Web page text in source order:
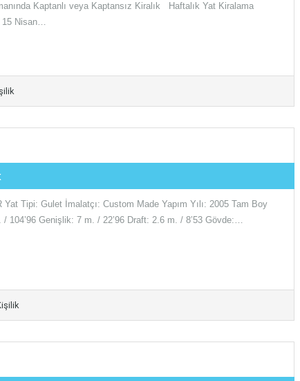
Kaptanlı veya Kaptansız Kiralık Haftalık Yat Kiralama
15 Nisan…
Yat Tipi: Gulet İmalatçı: Custom Made Yapım Yılı: 2005 Tam Boy
/ 104’96 Genişlik: 7 m. / 22’96 Draft: 2.6 m. / 8’53 Gövde:…